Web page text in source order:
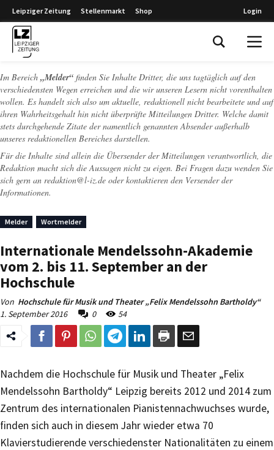
Leipziger Zeitung Stellenmarkt Shop Login
Im Bereich „Melder“ finden Sie Inhalte Dritter, die uns tagtäglich auf den
verschiedensten Wegen erreichen und die wir unseren Lesern nicht vorenthalten
wollen. Es handelt sich also um aktuelle, redaktionell nicht bearbeitete und auf
ihren Wahrheitsgehalt hin nicht überprüfte Mitteilungen Dritter. Welche damit
stets durchgehende Zitate der namentlich genannten Absender außerhalb
unseres redaktionellen Bereiches darstellen.
Für die Inhalte sind allein die Übersender der Mitteilungen verantwortlich, die
Redaktion macht sich die Aussagen nicht zu eigen. Bei Fragen dazu wenden Sie
sich gern an redaktion@l-iz.de oder kontaktieren den Versender der
Informationen.
Melder Wortmelder
Internationale Mendelssohn-Akademie
vom 2. bis 11. September an der
Hochschule
Von Hochschule für Musik und Theater „Felix Mendelssohn Bartholdy“
1. September 2016
0 54
Nachdem die Hochschule für Musik und Theater „Felix
Mendelssohn Bartholdy“ Leipzig bereits 2012 und 2014 zum
Zentrum des internationalen Pianistennachwuchses wurde,
finden sich auch in diesem Jahr wieder etwa 70
Klavierstudierende verschiedenster Nationalitäten zu einem